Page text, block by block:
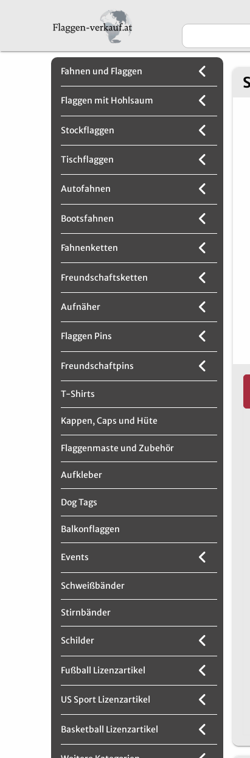
Fahnen und Flaggen
Flaggen mit Hohlsaum
Stockflaggen
Tischflaggen
Autofahnen
Bootsfahnen
Fahnenketten
Freundschaftsketten
Aufnäher
Flaggen Pins
Freundschaftpins
T-Shirts
Kappen, Caps und Hüte
Flaggenmaste und Zubehör
Aufkleber
Dog Tags
Balkonflaggen
Events
Schweißbänder
Stirnbänder
Schilder
Fußball Lizenzartikel
US Sport Lizenzartikel
Basketball Lizenzartikel